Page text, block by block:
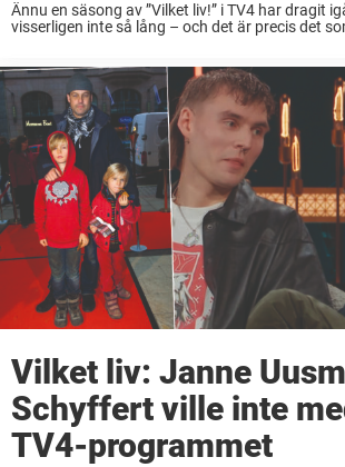
Ännu en säsong av ”Vilket liv!” i TV4 har dragit
visserligen inte så lång – och det är precis det
Vilket liv: Janne
Schyffert ville inte
TV4-programmet